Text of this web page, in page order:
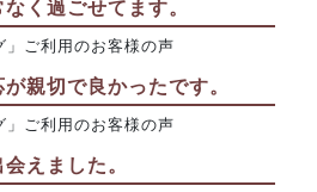
く過ごせてます。
」ご利用のお客様の声
親切で良かったです。
」ご利用のお客様の声
えました。